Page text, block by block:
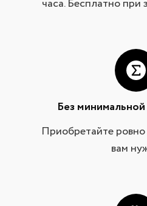
часа. Бесплатно при
Без
Приобретайте
вам